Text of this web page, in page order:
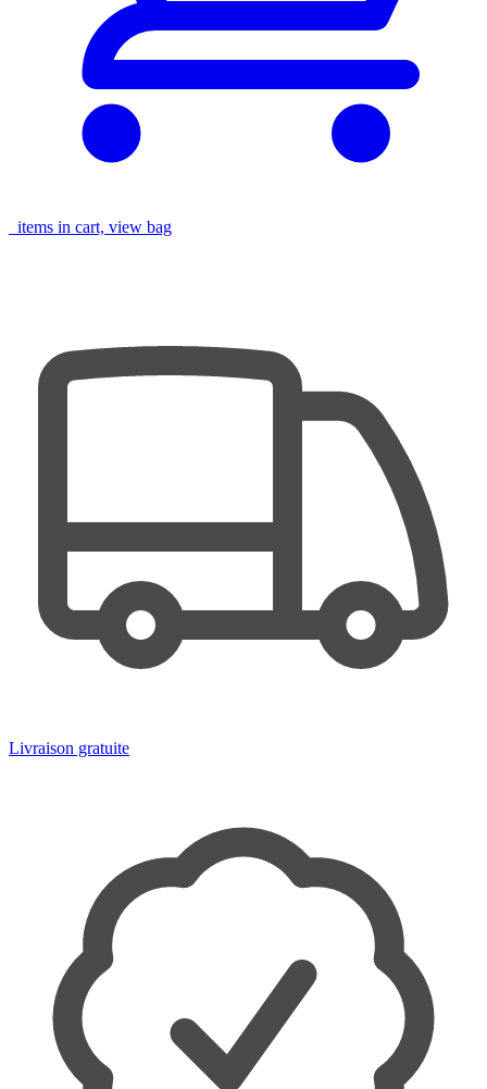
items in cart, view bag
Livraison gratuite